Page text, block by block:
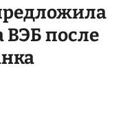
ВЭБ после